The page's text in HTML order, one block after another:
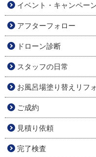
イベント・キャンペー
アフターフォロー
ドローン診断
スタッフの日常
お風呂場塗り替えリフ
ご成約
見積り依頼
完了検査